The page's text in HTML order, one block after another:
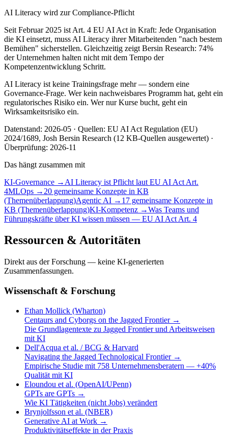
AI Literacy wird zur Compliance-Pflicht
Seit Februar 2025 ist Art. 4 EU AI Act in Kraft: Jede Organisation
die KI einsetzt, muss AI Literacy ihrer Mitarbeitenden "nach bestem
Bemühen" sicherstellen. Gleichzeitig zeigt Bersin Research: 74%
der Unternehmen halten nicht mit dem Tempo der
Kompetenzentwicklung Schritt.
AI Literacy ist keine Trainingsfrage mehr — sondern eine
Governance-Frage. Wer kein nachweisbares Programm hat, geht ein
regulatorisches Risiko ein. Wer nur Kurse bucht, geht ein
Wirksamkeitsrisiko ein.
Datenstand: 2026-05 · Quellen: EU AI Act Regulation (EU)
2024/1689, Josh Bersin Research (12 KB-Quellen ausgewertet) ·
Überprüfung: 2026-11
Das hängt zusammen mit
KI-Governance → AI Literacy ist Pflicht laut EU AI Act Art.
4MLOps → 20 gemeinsame Konzepte in KB
(Themenüberlappung)Agentic AI → 17 gemeinsame Konzepte in
KB (Themenüberlappung)KI-Kompetenz →Was Teams und
Führungskräfte über KI wissen müssen — EU AI Act Art. 4
Ressourcen & Autoritäten
Direkt aus der Forschung — keine KI-generierten
Zusammenfassungen.
Wissenschaft & Forschung
Ethan Mollick (Wharton)
Centaurs and Cyborgs on the Jagged Frontier→
Die Grundlagentexte zu Jagged Frontier und Arbeitsweisen
mit KI
Dell'Acqua et al. / BCG & Harvard
Navigating the Jagged Technological Frontier→
Empirische Studie mit 758 Unternehmensberatern — +40%
Qualität mit KI
Eloundou et al. (OpenAI/UPenn)
GPTs are GPTs →
Wie KI Tätigkeiten (nicht Jobs) verändert
Brynjolfsson et al. (NBER)
Generative AI at Work →
Produktivitätseffekte in der Praxis